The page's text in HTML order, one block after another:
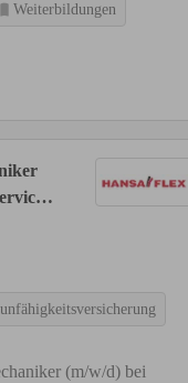
Weiterbildungen
(m/w/d) bei